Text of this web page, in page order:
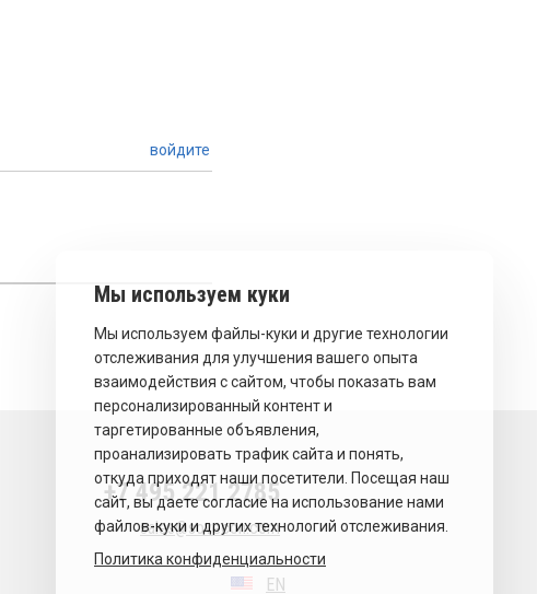
войдите
+7 495 221 2785
sales@sovecon.com
EN
Политика конфиденциальности